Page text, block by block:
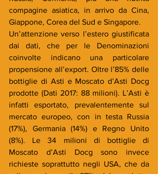
compagine asiatica, in arrivo da Cina,
Giappone, Corea del Sud e Singapore.
Un’attenzione verso l’estero giustificata
dai dati, che per le Denominazioni
coinvolte indicano una particolare
propensione all’export. Oltre l’85% delle
bottiglie di Asti e Moscato d’Asti Docg
prodotte (Dati 2017: 88 milioni). L’Asti è
infatti esportato, prevalentemente sul
mercato europeo, con in testa Russia
(17%), Germania (14%) e Regno Unito
(8%). Le 34 milioni di bottiglie di
Moscato d’Asti Docg sono invece
richieste soprattutto negli USA, che da